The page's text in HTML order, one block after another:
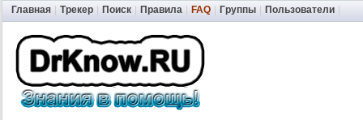
Главная Трекер Поиск Правила FAQ Группы Пользователи